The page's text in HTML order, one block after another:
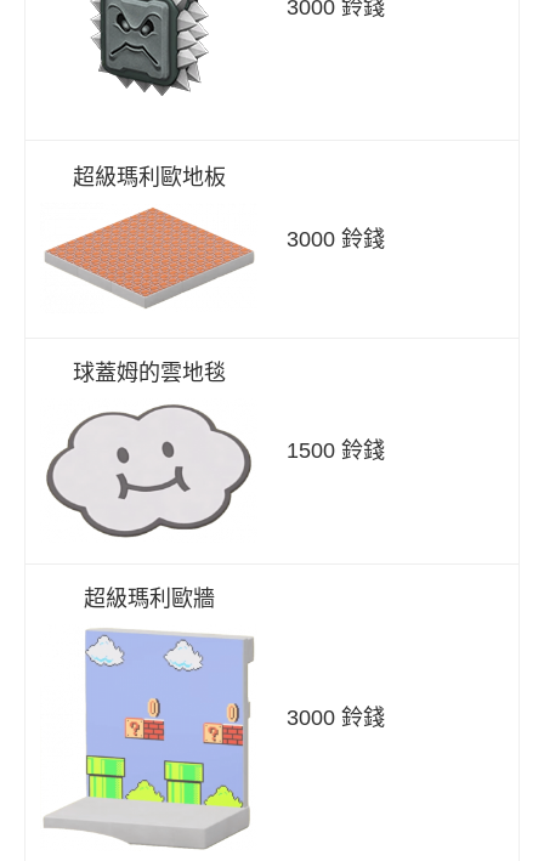
3000 鈴錢
超級瑪利歐地板
3000 鈴錢
球蓋姆的雲地毯
1500 鈴錢
超級瑪利歐牆
3000 鈴錢